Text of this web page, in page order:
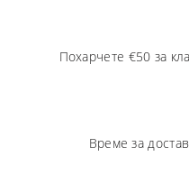
Похарчете €50 за
Време за